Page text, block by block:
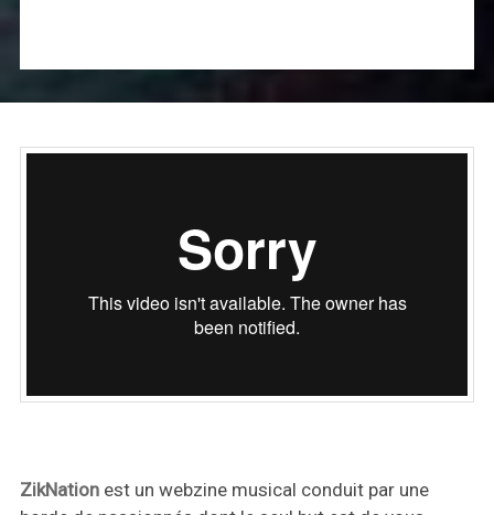
ZikNationest un webzine musical conduit par une